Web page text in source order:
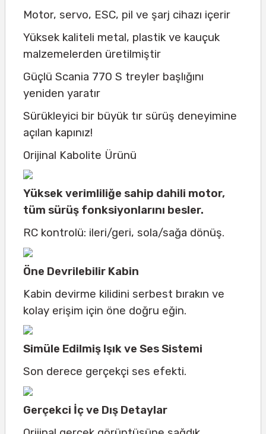
Motor, servo, ESC, pil ve şarj cihazı içerir
Yüksek kaliteli metal, plastik ve kauçuk
malzemelerden üretilmiştir
Güçlü Scania 770 S treyler başlığını
yeniden yaratır
Sürükleyici bir büyük tır sürüş deneyimine
açılan kapınız!
Orijinal Kabolite Ürünü
Yüksek verimliliğe sahip dahili motor,
tüm sürüş fonksiyonlarını besler.
RC kontrolü: ileri/geri, sola/sağa dönüş.
Öne Devrilebilir Kabin
Kabin devirme kilidini serbest bırakın ve
kolay erişim için öne doğru eğin.
Simüle Edilmiş Işık ve Ses Sistemi
Son derece gerçekçi ses efekti.
Gerçekci İç ve Dış Detaylar